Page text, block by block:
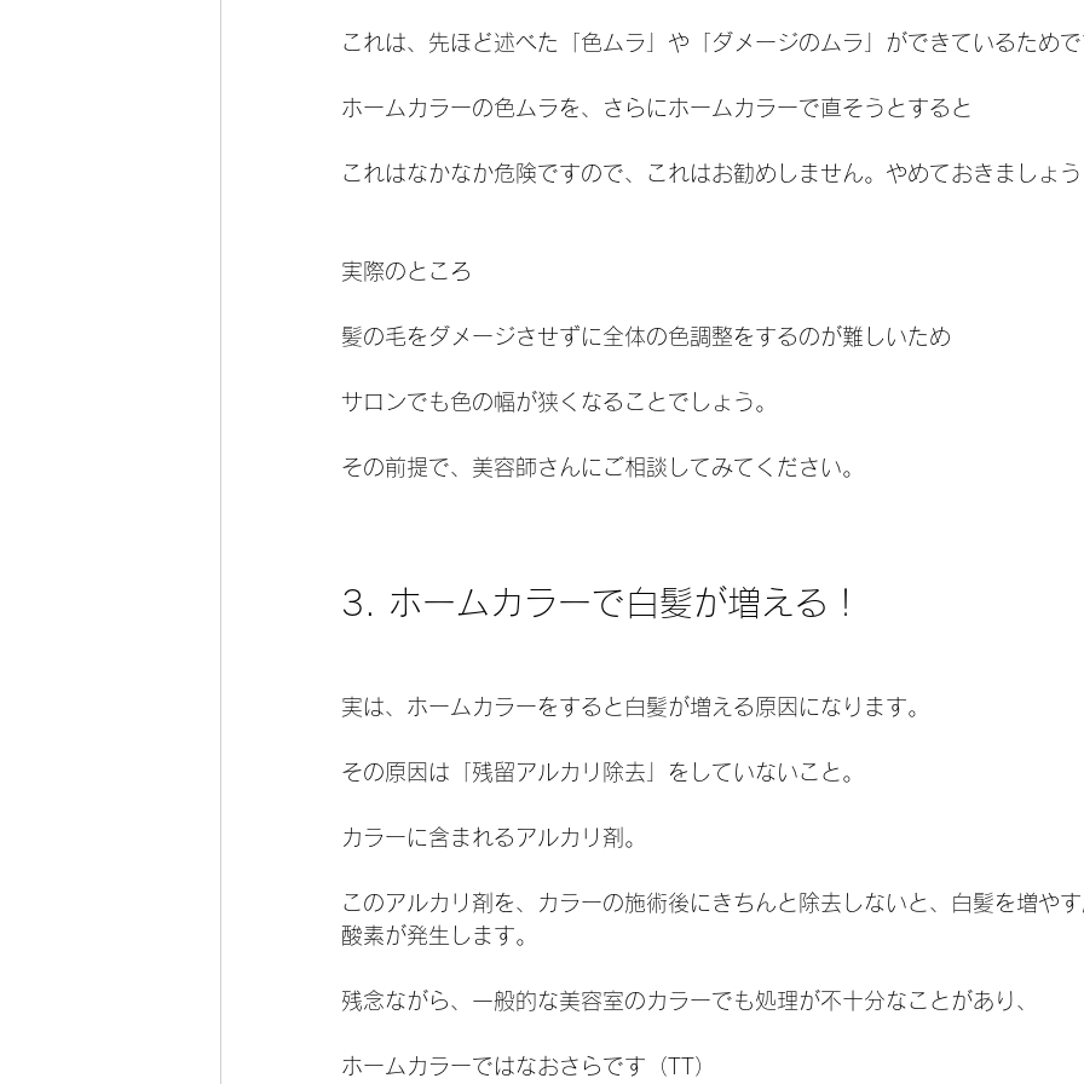
これは、先ほど述べた「色ムラ」や「ダメージのムラ」ができているため
ホームカラーの色ムラを、さらにホームカラーで直そうとすると
これはなかなか危険ですので、これはお勧めしません。やめておきましょ
実際のところ
髪の毛をダメージさせずに全体の色調整をするのが難しいため
サロンでも色の幅が狭くなることでしょう。
その前提で、美容師さんにご相談してみてください。
3. ホームカラーで白髪が増える！
実は、ホームカラーをすると白髪が増える原因になります。
その原因は「残留アルカリ除去」をしていないこと。
カラーに含まれるアルカリ剤。
このアルカリ剤を、カラーの施術後にきちんと除去しないと、白髪を増や
酸素が発生します。
残念ながら、一般的な美容室のカラーでも処理が不十分なことがあり、
ホームカラーではなおさらです（TT）